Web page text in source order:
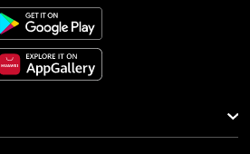
ฉันไม่ชอบให้ใครมีอิทธิพลเหนือ โปรด นอกจาก
ฉัน